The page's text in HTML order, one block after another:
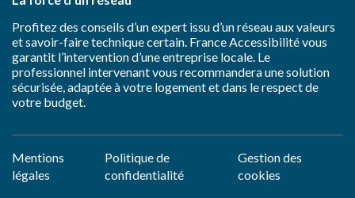
Profitez des conseils d’un expert issu d’un réseau aux valeurs
et savoir-faire technique certain. France Accessibilité vous
garantit l’intervention d’une entreprise locale. Le
professionnel intervenant vous recommandera une solution
sécurisée, adaptée à votre logement et dans le respect de
votre budget.
Mentions
légales
Politique de
confidentialité
Gestion des
cookies